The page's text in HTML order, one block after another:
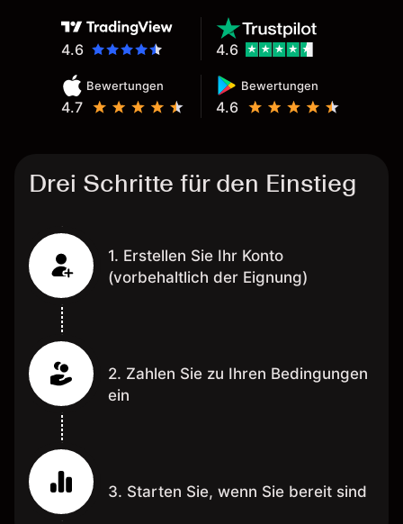
4.6
Bewertungen
4.7
Bewertungen
4.6
4.6
Drei Schritte für den Einstieg
1. Erstellen Sie Ihr Konto
(vorbehaltlich der Eignung)
2. Zahlen Sie zu Ihren Bedingungen
ein
3. Starten Sie, wenn Sie bereit sind